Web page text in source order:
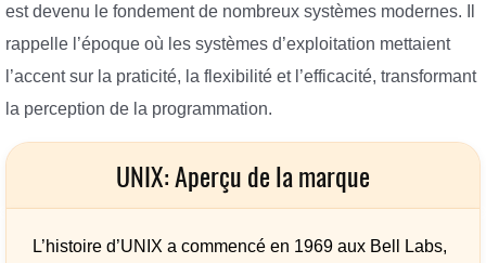
est devenu le fondement de nombreux systèmes modernes. Il
rappelle l’époque où les systèmes d’exploitation mettaient
l’accent sur la praticité, la flexibilité et l’efficacité, transformant
la perception de la programmation.
UNIX: Aperçu de la marque
L’histoire d’UNIX a commencé en 1969 aux Bell Labs,